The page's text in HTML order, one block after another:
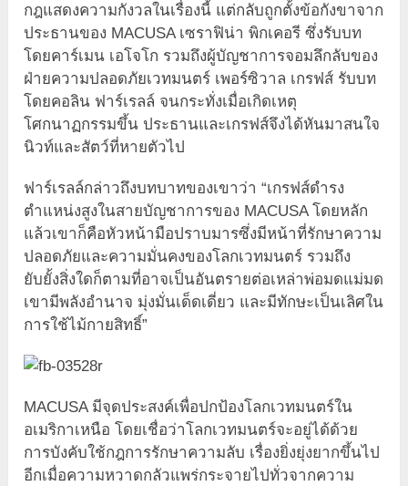
กฎแสดงความกังวลในเรื่องนี้ แต่กลับถูกตั้งข้อกังขาจาก
ประธานของ MACUSA เซราฟิน่า พิกเคอรี ซึ่งรับบท
โดยคาร์เมน เอโจโก รวมถึงผู้บัญชาการจอมลึกลับของ
ฝ่ายความปลอดภัยเวทมนตร์ เพอร์ซิวาล เกรฟส์ รับบท
โดยคอลิน ฟาร์เรลล์ จนกระทั่งเมื่อเกิดเหตุ
โศกนาฏกรรมขึ้น ประธานและเกรฟส์จึงได้หันมาสนใจ
นิวท์และสัตว์ที่หายตัวไป
ฟาร์เรลล์กล่าวถึงบทบาทของเขาว่า “เกรฟส์ดำรง
ตำแหน่งสูงในสายบัญชาการของ MACUSA โดยหลัก
แล้วเขาก็คือหัวหน้ามือปราบมารซึ่งมีหน้าที่รักษาความ
ปลอดภัยและความมั่นคงของโลกเวทมนตร์ รวมถึง
ยับยั้งสิ่งใดก็ตามที่อาจเป็นอันตรายต่อเหล่าพ่อมดแม่มด
เขามีพลังอำนาจ มุ่งมั่นเด็ดเดี่ยว และมีทักษะเป็นเลิศใน
การใช้ไม้กายสิทธิ์”
MACUSA มีจุดประสงค์เพื่อปกป้องโลกเวทมนตร์ใน
อเมริกาเหนือ โดยเชื่อว่าโลกเวทมนตร์จะอยู่ได้ด้วย
การบังคับใช้กฎการรักษาความลับ เรื่องยิ่งยุ่งยากขึ้นไป
อีกเมื่อความหวาดกลัวแพร่กระจายไปทั่วจากความ